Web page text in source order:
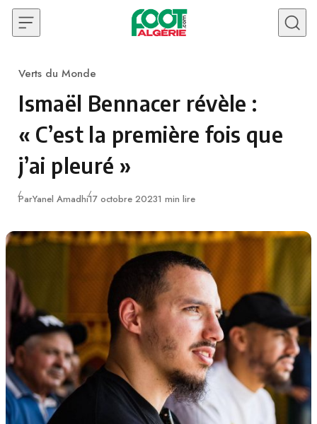
Skip to content
Category
Verts du Monde
Ismaël Bennacer révèle :
« C’est la première fois que
j’ai pleuré »
ParYanel AmadhiPublié
17 octobre 20231 min lire